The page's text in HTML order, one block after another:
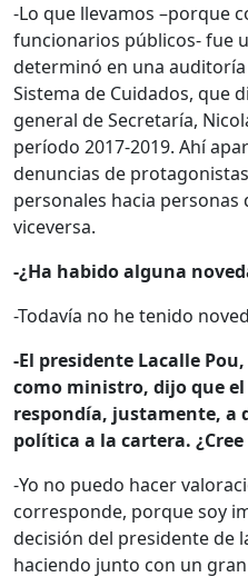
-Lo que llevamos –porque
funcionarios públicos- fue
determinó en una
Sistema de Cuidados, que
general de Secretaría,
período 2017-2019. Ahí
denuncias de
personales hacia
viceversa.
-¿Ha habido alguna
-Todavía no he tenido
-El presidente Lacalle
como ministro, dijo que
respondía, justamente, a
política a la cartera.
-Yo no puedo hacer
corresponde, porque soy
decisión del presidente de
haciendo junto con un